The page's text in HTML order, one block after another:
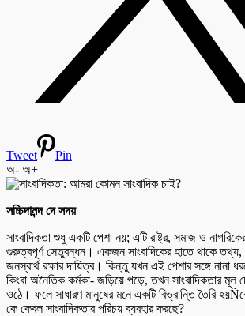
Tweet
Pin
অ- অ+
সচ্চিদানন্দ দে সদয়
সাংবাদিকতা শুধু একটি পেশা নয়; এটি রাষ্ট্র, সমাজ ও
গুরুত্বপূর্ণ সেতুবন্ধন। একজন সাংবাদিকের হাতে থাকে
জনস্বার্থ রক্ষার দায়িত্ব। কিন্তু যখন এই পেশার সঙ্গে নানা
কিংবা অনৈতিক কর্মকা- জড়িয়ে পড়ে, তখন সাংবাদিকতার মূল
ওঠে। ফলে সাধারণ মানুষের মনে একটি বিভ্রান্তি তৈরি
কে কেবল সাংবাদিকতার পরিচয় ব্যবহার করছে?